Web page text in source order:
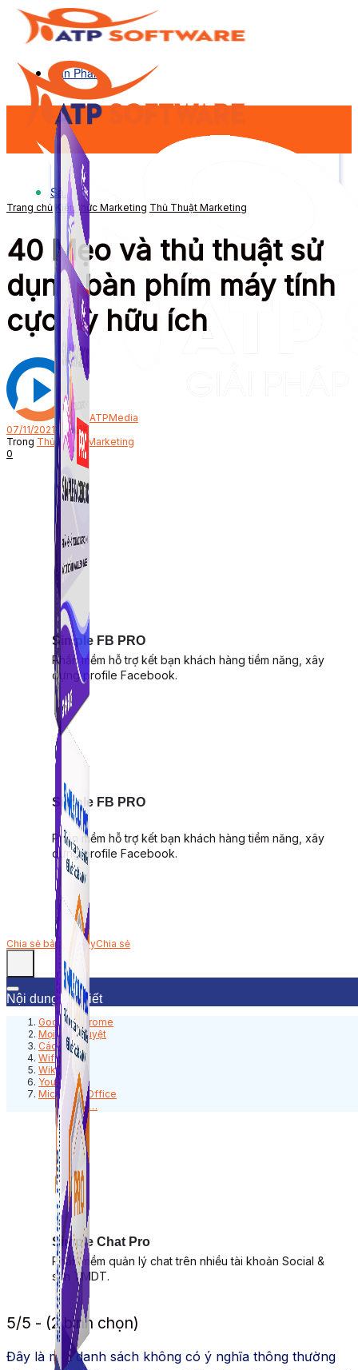
Sản Phẩm
Simple FB PRO
Phần mềm hỗ trợ kết bạn khách hàng tiềm năng, xây
dựng profile Facebook.
Simple Chat Pro
Phần mềm quản lý chat trên nhiều tài khoản Social &
sàn TMDT.
Sản Phẩm
Simple FB PRO
Phần mềm hỗ trợ kết bạn khách hàng tiềm năng, xây
dựng profile Facebook.
Trang chủ Kiến thức Marketing Thủ Thuật Marketing
40 Mẹo và thủ thuật sử
dụng bàn phím máy tính
cực kỳ hữu ích
Bởi ATPMedia
07/11/2021
Trong Thủ Thuật Marketing
0
Chia sẻ bài viết nàyChia sẻ
Nội dung bài viết
Google Chrome
Mọi trình duyệt
Các cửa sổ
Wifi
Wikipedia
YouTube
Microsoft Office
Hơn…
5/5 - (2 bình chọn)
Đây là một danh sách không có ý nghĩa thông thường